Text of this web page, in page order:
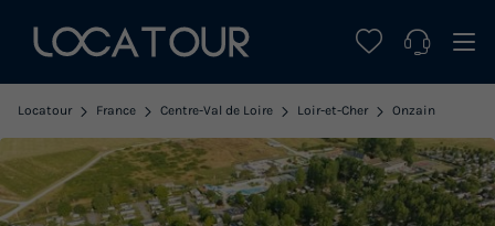
Locatour France Centre-Val de Loire Loir-et-Cher Onzain